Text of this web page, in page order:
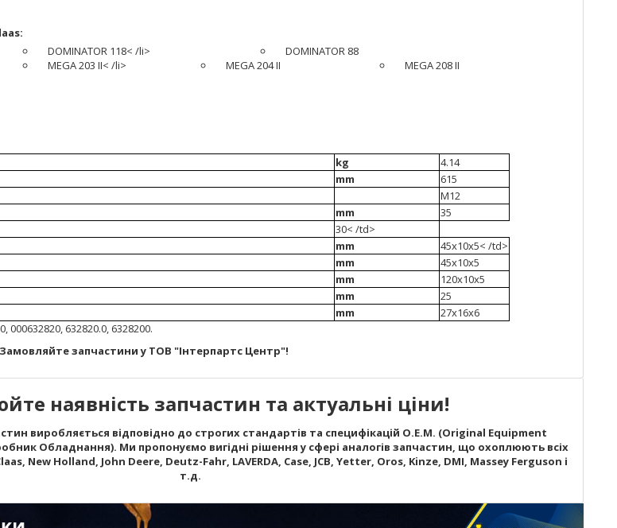
DOMINATOR 118< /li>
DOMINATOR 88
MEGA 203 II< /li> MEGA 204 II
MEGA 208 II
kg
4.14
mm
615
М12
mm
35
30< /td>
mm
45х10х5< /td>
mm
45х10х5
mm
120х10х5
mm
25
mm
27х16х6
632820.0, 6328200.
запчастини у ТОВ "Інтерпартс Центр"!
наявність запчастин та актуальні ціни!
виробляється відповідно до строгих стандартів та специфікацій O.E.M. (Original Equipment
Обладнання). Ми пропонуємо вигідні рішення у сфері аналогів запчастин, що охоплюють всіх
New Holland, John Deere, Deutz-Fahr, LAVERDA, Case, JCB, Yetter, Oros, Kinze, DMI, Massey Ferguson і
т.д.